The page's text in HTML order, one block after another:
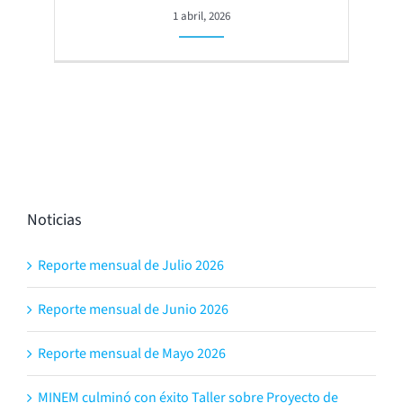
1 abril, 2026
Noticias
Reporte mensual de Julio 2026
Reporte mensual de Junio 2026
Reporte mensual de Mayo 2026
MINEM culminó con éxito Taller sobre Proyecto de